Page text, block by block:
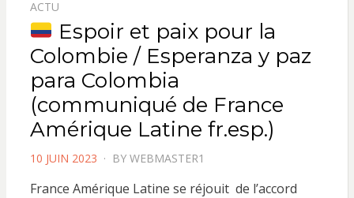
ACTU
Espoir et paix pour la
Colombie / Esperanza y paz
para Colombia
(communiqué de France
Amérique Latine fr.esp.)
POSTED
10 JUIN 2023 BY WEBMASTER1
France Amérique Latine se réjouit de l’accord